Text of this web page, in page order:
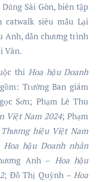
Sài Gòn, biên tập
catwalk siêu mẫu Lại
Anh, dẫn chương trình
Vân.
thi Hoa hậuDoanh
Trưởng Ban giám
Sơn; Phạm Lê Thu
Việt Nam 2024; Phạm
hiệu Việt Nam
Hoa hậu Doanh nhân
Anh – Hoahậu
; Đỗ Thị Quỳnh –Hoa